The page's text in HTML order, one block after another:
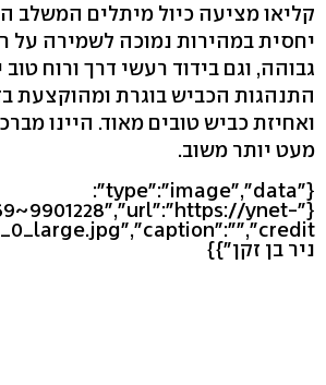
קליאו מציעה כיול מיתלים המשלב
יחסית במהירות נמוכה לשמירה על
גבוהה, וגם בידוד רעשי דרך ורוח
התנהגות הכביש בוגרת ומהוקצעת
ואחיזת כביש טובים מאוד. היינו
מעט יותר משוב.
{"type":"image","data":
ynet-
ניר בן זקן"}}